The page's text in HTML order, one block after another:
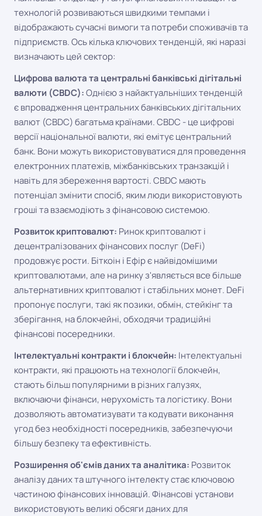
технологій розвиваються швидкими темпами і
відображають сучасні вимоги та потреби споживачів та
підприємств. Ось кілька ключових тенденцій, які наразі
визначають цей сектор:
Цифрова валюта та центральні банківські дігітальні
валюти (CBDC):Однією з найактуальніших тенденцій
є впровадження центральних банківських дігітальних
валют (CBDC) багатьма країнами. CBDC - це цифрові
версії національної валюти, які емітує центральний
банк. Вони можуть використовуватися для проведення
електронних платежів, міжбанківських транзакцій і
навіть для збереження вартості. CBDC мають
потенціал змінити спосіб, яким люди використовують
гроші та взаємодіють з фінансовою системою.
Розвиток криптовалют: Ринок криптовалют і
децентралізованих фінансових послуг (DeFi)
продовжує рости. Біткоін і Ефір є найвідомішими
криптовалютами, але на ринку з'являється все більше
альтернативних криптовалют і стабільних монет. DeFi
пропонує послуги, такі як позики, обмін, стейкінг та
зберігання, на блокчейні, обходячи традиційні
фінансові посередники.
Інтелектуальні контракти і блокчейн: Інтелектуальні
контракти, які працюють на технології блокчейн,
стають більш популярними в різних галузях,
включаючи фінанси, нерухомість та логістику. Вони
дозволяють автоматизувати та кодувати виконання
угод без необхідності посередників, забезпечуючи
більшу безпеку та ефективність.
Розширення об'ємів даних та аналітика: Розвиток
аналізу даних та штучного інтелекту стає ключовою
частиною фінансових інновацій. Фінансові установи
використовують великі обсяги даних для